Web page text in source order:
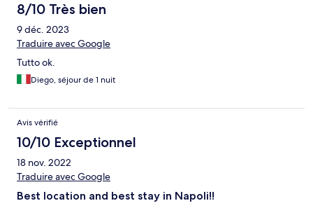
8/10 Très bien
9 déc. 2023
Traduire avec Google
Tutto ok.
Diego, séjour de 1 nuit
Avis vérifié
10/10 Exceptionnel
18 nov. 2022
Traduire avec Google
Best location and best stay in Napoli!!